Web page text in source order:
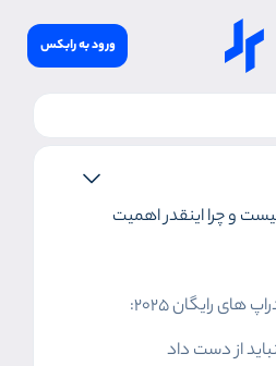
ورود به رابکس
و چرا اینقدر اهمیت
6 تا از بهترین ایردراپ های رایگان ۲۰۲۵:
از دست داد